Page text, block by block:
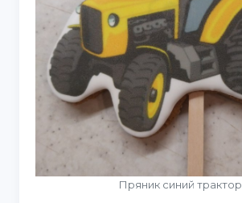
Пряник синий трактор